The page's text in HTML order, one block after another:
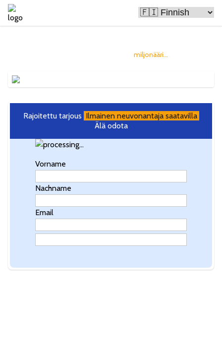
miljonääri...
Rajoitettu tarjous Ilmainen neuvonantaja saatavilla
Älä odota
Vorname
Nachname
Email